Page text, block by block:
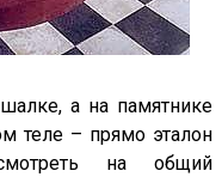
а на памятнике
теле – прямо эталон
на общий